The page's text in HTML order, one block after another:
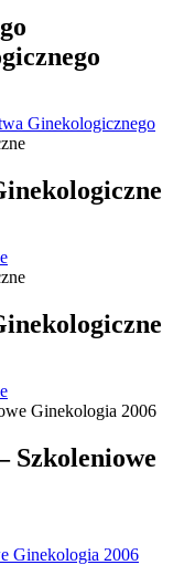
Ginekologicznego
Szkoleniowe
Ginekologia 2006